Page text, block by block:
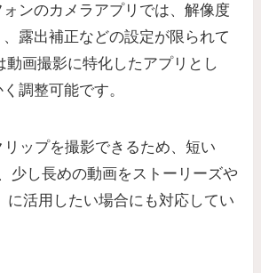
ンのカメラアプリでは、解像度
露出補正などの設定が限られて
動画撮影に特化したアプリとし
調整可能です。
ップを撮影できるため、短い
少し長めの動画をストーリーズや
に活用したい場合にも対応してい